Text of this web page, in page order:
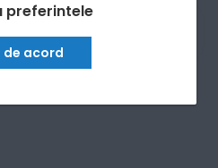
preferintele
de acord
nevoie de ajutor